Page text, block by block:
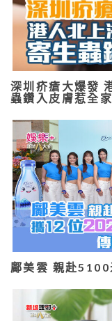
深圳疥瘡大爆發
蟲鑽入皮膚惹全家
鄺美雲 親赴